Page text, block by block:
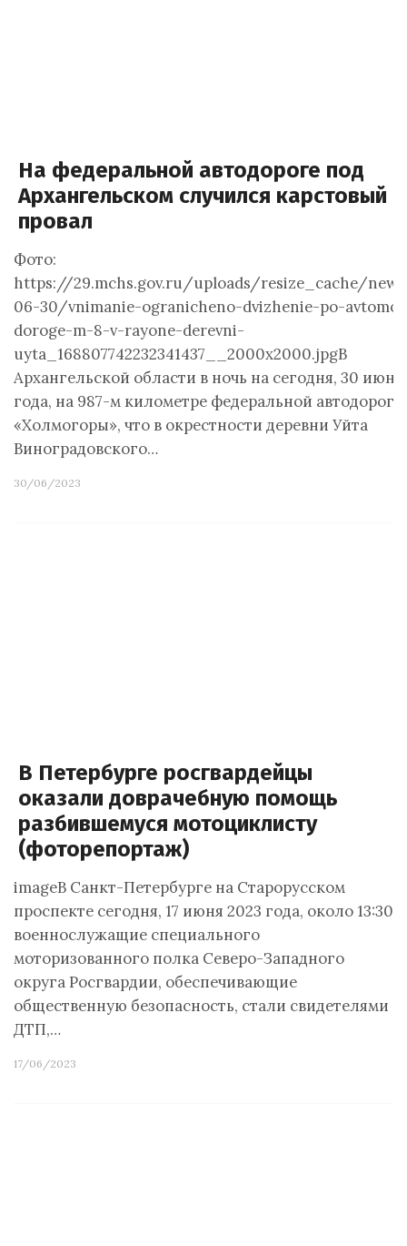
На федеральной автодороге под
Архангельском случился карстовый
провал
Фото:
https://29.mchs.gov.ru/uploads/resize_cache/
06-30/vnimanie-ogranicheno-dvizhenie-po-
doroge-m-8-v-rayone-derevni-
uyta_168807742232341437__2000x2000.jpgВ
Архангельской области в ночь на сегодня, 30 июня
года, на 987-м километре федеральной
«Холмогоры», что в окрестности деревни Уйта
Виноградовского…
30/06/2023
В Петербурге росгвардейцы
оказали доврачебную помощь
разбившемуся мотоциклисту
(фоторепортаж)
imageВ Санкт-Петербурге на Старорусском
проспекте сегодня, 17 июня 2023 года, около 13:30
военнослужащие специального
моторизованного полка Северо-Западного
округа Росгвардии, обеспечивающие
общественную безопасность, стали свидетелями
ДТП,…
17/06/2023